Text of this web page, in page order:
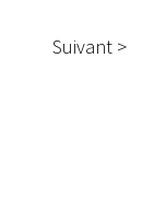
Suivant >